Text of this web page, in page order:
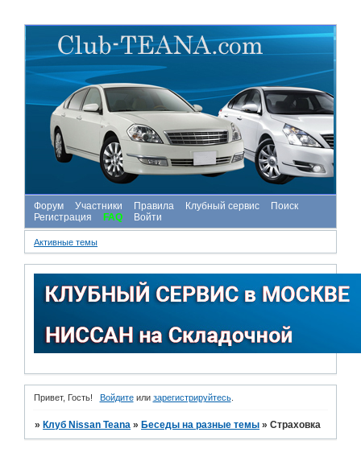
Форум Участники Правила Клубный сервис
Поиск
Регистрация
FAQ Войти
Активные темы
Привет, Гость! Войдитеили зарегистрируйтесь.
» Клуб Nissan Teana » Беседы на разные темы »Страховка